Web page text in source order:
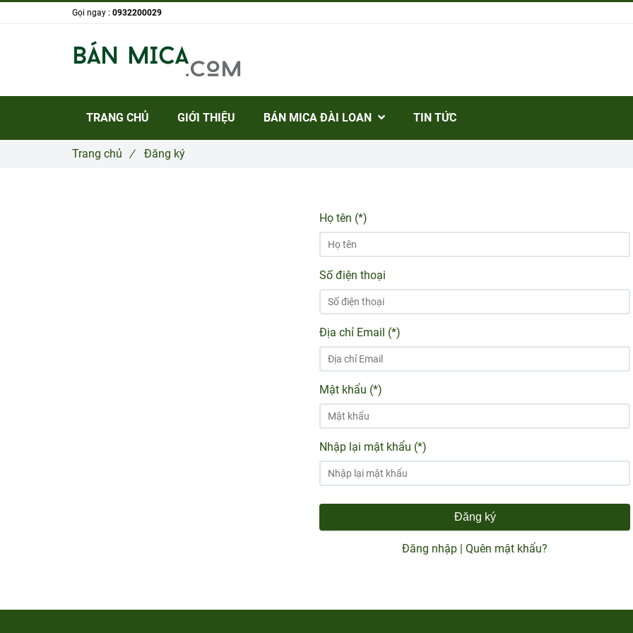
Họ tên (*)
Số điện thoại
Địa chỉ Email (*)
Mật khẩu (*)
Nhập lại mật khẩu (*)
Đăng ký
Đăng nhập Quên mật khẩu?
Trang chủ / Đăng ký
Gọi ngay : 0932200029
TRANG CHỦ GIỚI THIỆU BÁN MICA ĐÀI LOAN TIN TỨC